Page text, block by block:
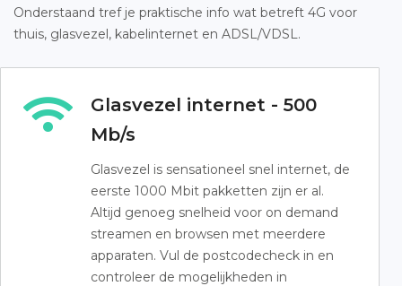
Onderstaand tref je praktische info wat betreft 4G voor
thuis, glasvezel, kabelinternet en ADSL/VDSL.
Glasvezel internet - 500
Mb/s
Glasvezel is sensationeel snel internet, de
eerste 1000 Mbit pakketten zijn er al.
Altijd genoeg snelheid voor on demand
streamen en browsen met meerdere
apparaten. Vul de postcodecheck in en
controleer de mogelijkheden in